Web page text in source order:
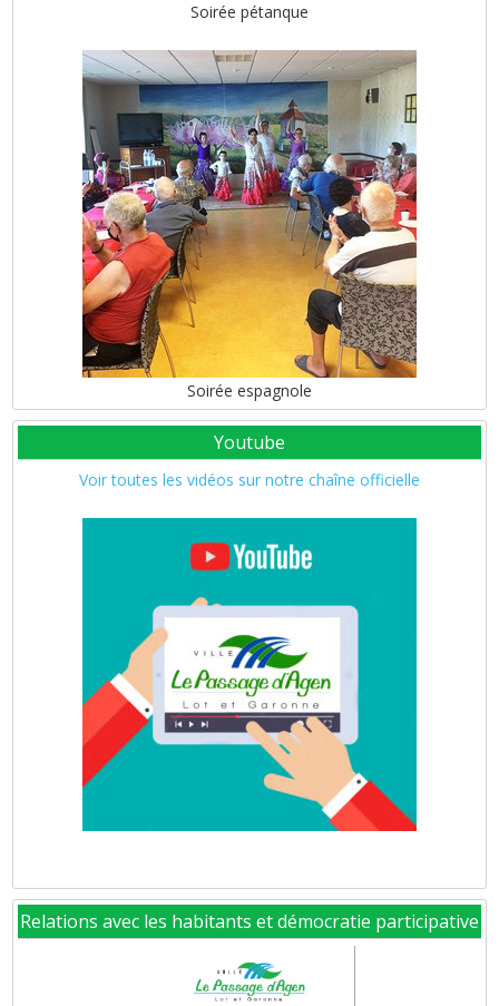
Soirée pétanque
Soirée espagnole
Youtube
Voir toutes les vidéos sur notre chaîne officielle
Relations avec les habitants et démocratie participative